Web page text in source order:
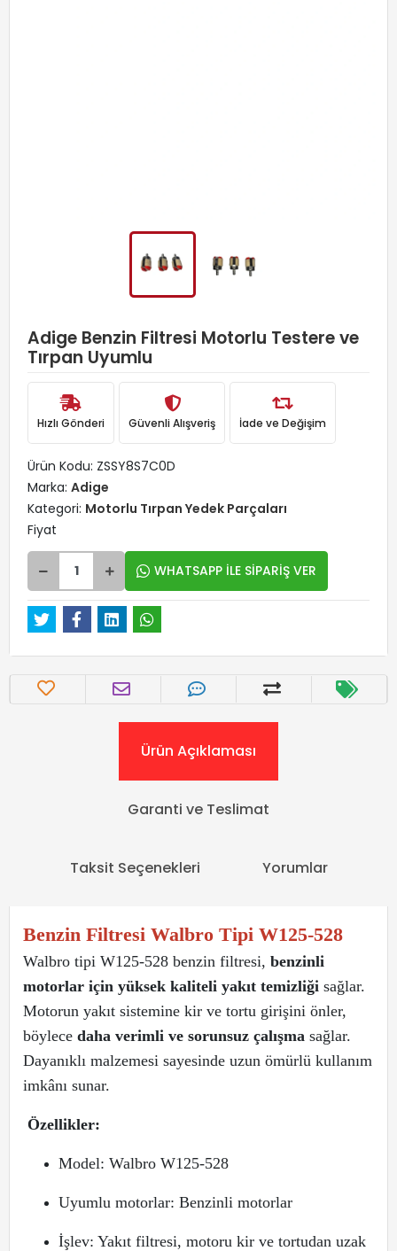
Adige Benzin Filtresi Motorlu Testere ve
Tırpan Uyumlu
Hızlı Gönderi Güvenli Alışveriş İade ve Değişim
Ürün Kodu: ZSSY8S7C0D
Marka: Adige
Kategori: Motorlu Tırpan Yedek Parçaları
Fiyat
WHATSAPP İLE SİPARİŞ VER
Ürün Açıklaması
Garanti ve Teslimat
Taksit Seçenekleri Yorumlar
Benzin Filtresi Walbro Tipi W125-528
Walbro tipi W125-528 benzin filtresi, benzinli
motorlar için yüksek kaliteli yakıt temizliği sağlar.
Motorun yakıt sistemine kir ve tortu girişini önler,
böylece daha verimli ve sorunsuz çalışma sağlar.
Dayanıklı malzemesi sayesinde uzun ömürlü kullanım
imkânı sunar.
Özellikler:
Model: Walbro W125-528
Uyumlu motorlar: Benzinli motorlar
İşlev: Yakıt filtresi, motoru kir ve tortudan uzak